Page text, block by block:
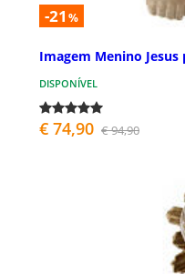
-21 %
Imagem Menino Jesus
DISPONÍVEL
€ 74,90 € 94,90